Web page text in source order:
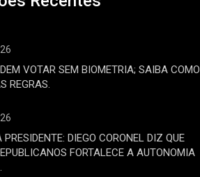
VOTAR SEM BIOMETRIA; SAIBA COMO
REGRAS.
DIEGO CORONEL DIZ QUE
FORTALECE A AUTONOMIA